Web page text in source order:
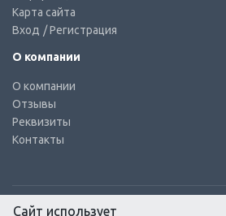
Карта сайта
Вход / Регистрация
О компании
О компании
Отзывы
Реквизиты
Контакты
Сайт использует